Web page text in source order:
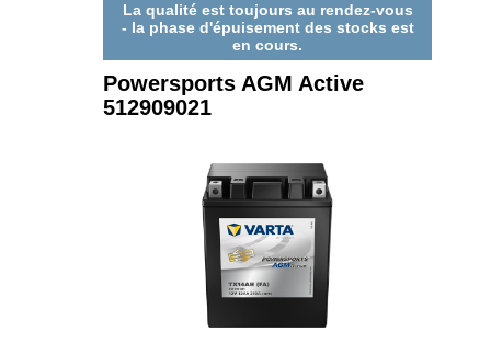
La qualité est toujours au rendez-vous
- la phase d'épuisement des stocks est
en cours.
Powersports AGM Active
512909021